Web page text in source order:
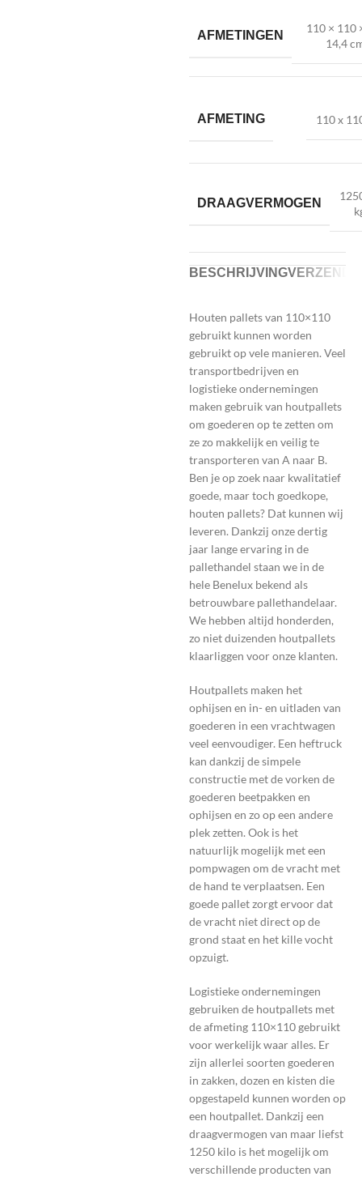
AFMETINGEN
110 × 110
14,4
AFMETING 110 x
DRAAGVERMOGEN
BESCHRIJVING
Houten pallets van 110×110
gebruikt kunnen worden
gebruikt op vele manieren. Veel
transportbedrijven en
logistieke ondernemingen
maken gebruik van houtpallets
om goederen op te zetten om
ze zo makkelijk en veilig te
transporteren van A naar B.
Ben je op zoek naar kwalitatief
goede, maar toch goedkope,
houten pallets? Dat kunnen wij
leveren. Dankzij onze dertig
jaar lange ervaring in de
pallethandel staan we in de
hele Benelux bekend als
betrouwbare pallethandelaar.
We hebben altijd honderden,
zo niet duizenden houtpallets
klaarliggen voor onze klanten.
Houtpallets maken het
ophijsen en in- en uitladen van
goederen in een vrachtwagen
veel eenvoudiger. Een heftruck
kan dankzij de simpele
constructie met de vorken de
goederen beetpakken en
ophijsen en zo op een andere
plek zetten. Ook is het
natuurlijk mogelijk met een
pompwagen om de vracht met
de hand te verplaatsen. Een
goede pallet zorgt ervoor dat
de vracht niet direct op de
grond staat en het kille vocht
opzuigt.
Logistieke ondernemingen
gebruiken de houtpallets met
de afmeting 110×110 gebruikt
voor werkelijk waar alles. Er
zijn allerlei soorten goederen
in zakken, dozen en kisten die
opgestapeld kunnen worden op
een houtpallet. Dankzij een
draagvermogen van maar liefst
1250 kilo is het mogelijk om
verschillende producten van